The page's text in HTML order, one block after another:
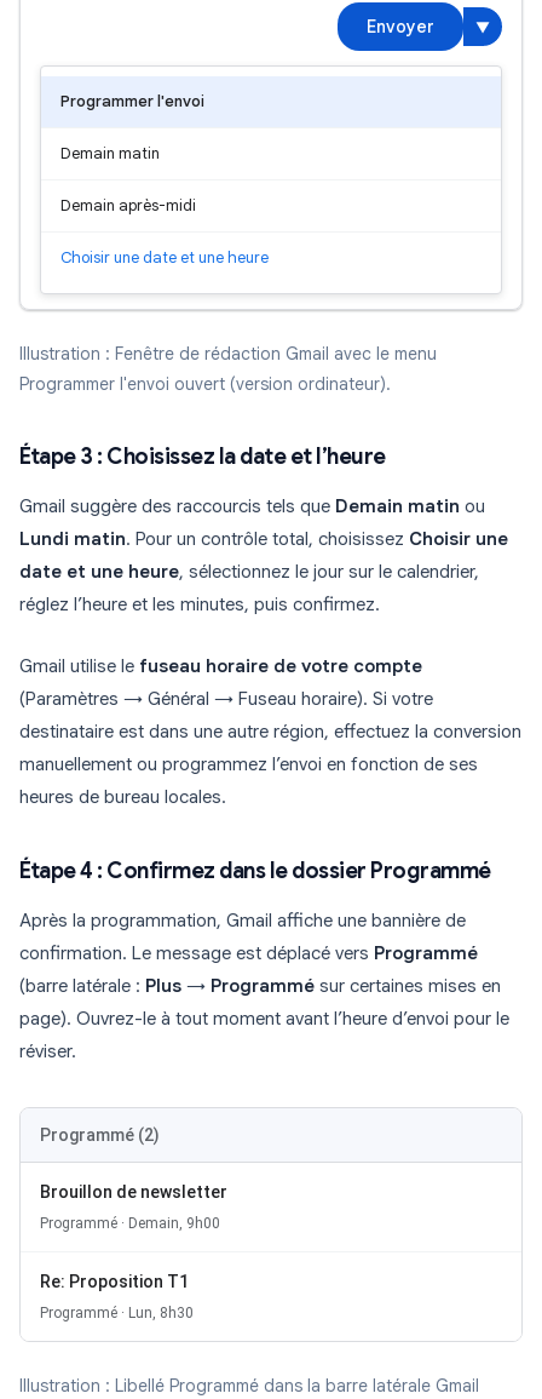
Envoyer ▼
Programmer l'envoi
Demain matin
Demain après-midi
Choisir une date et une heure
Illustration : Fenêtre de rédaction Gmail avec le menu
Programmer l'envoi ouvert (version ordinateur).
Étape 3 : Choisissez la date et l’heure
Gmail suggère des raccourcis tels que Demain matin ou
Lundi matin. Pour un contrôle total, choisissez Choisir une
date et une heure, sélectionnez le jour sur le calendrier,
réglez l’heure et les minutes, puis confirmez.
Gmail utilise le fuseau horaire de votre compte
(Paramètres → Général → Fuseau horaire). Si votre
destinataire est dans une autre région, effectuez la conversion
manuellement ou programmez l’envoi en fonction de ses
heures de bureau locales.
Étape 4 : Confirmez dans le dossier Programmé
Après la programmation, Gmail affiche une bannière de
confirmation. Le message est déplacé vers Programmé
(barre latérale : Plus → Programmé sur certaines mises en
page). Ouvrez-le à tout moment avant l’heure d’envoi pour le
réviser.
Programmé (2)
Brouillon de newsletter
Programmé · Demain, 9h00
Re: Proposition T1
Programmé · Lun, 8h30
Illustration : Libellé Programmé dans la barre latérale Gmail